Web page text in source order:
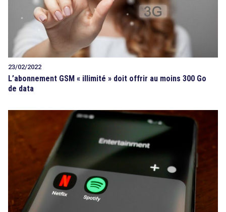
23/02/2022
L’abonnement GSM « illimité » doit offrir au moins 300 Go
de data